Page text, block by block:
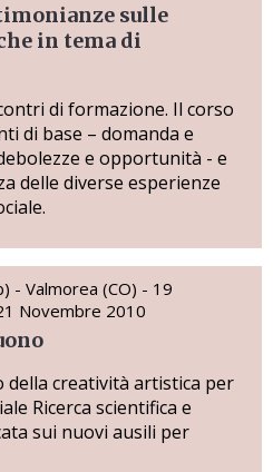
sulle
in tema di
di formazione. Il corso
di base – domanda e
e opportunità - e
delle diverse esperienze
- Valmorea (CO) - 19
Novembre 2010
della creatività artistica per
Ricerca scientifica e
sui nuovi ausili per